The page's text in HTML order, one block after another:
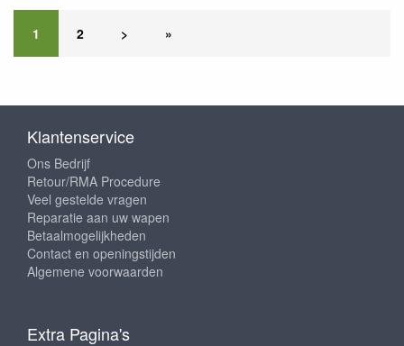
1 2 > »
Klantenservice
Ons Bedrijf
Retour/RMA Procedure
Veel gestelde vragen
Reparatie aan uw wapen
Betaalmogelijkheden
Contact en openingstijden
Algemene voorwaarden
Extra Pagina's